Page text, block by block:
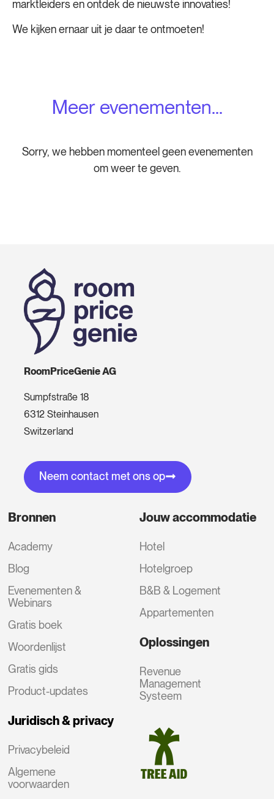
marktleiders en ontdek de nieuwste innovaties!
We kijken ernaar uit je daar te ontmoeten!
Meer evenementen...
Sorry, we hebben momenteel geen evenementen
om weer te geven.
RoomPriceGenie AG
Sumpfstraße 18
6312 Steinhausen
Switzerland
Neem contact met ons op
Bronnen
Academy
Blog
Evenementen &
Webinars
Gratis boek
Woordenlijst
Gratis gids
Product-updates
Juridisch & privacy
Privacybeleid
Algemene
voorwaarden
Jouw accommodatie
Hotel
Hotelgroep
B&B & Logement
Appartementen
Oplossingen
Revenue
Management
Systeem